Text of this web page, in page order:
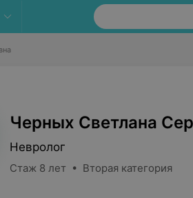
Черных Светлана
Невролог
Стаж 8 лет • Вторая категория